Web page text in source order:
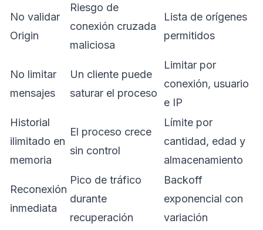
No validar
Origin
Riesgo de
conexión cruzada
maliciosa
Lista de orígenes
permitidos
No limitar
mensajes
Un cliente puede
saturar el proceso
Limitar por
conexión, usuario
e IP
Historial
ilimitado en
memoria
El proceso crece
sin control
Límite por
cantidad, edad y
almacenamiento
Reconexión
inmediata
Pico de tráfico
durante
recuperación
Backoff
exponencial con
variación